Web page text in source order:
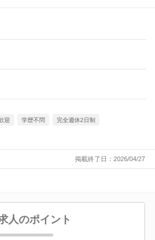
迎 学歴不問 完全週休2日制
掲載終了日：2026/04/27
人のポイント